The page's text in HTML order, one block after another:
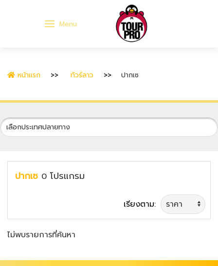
Menu
หน้าแรก ทัวร์ลาว ปากเซ
ปากเซ 0 โปรแกรม
เรียงตาม:
ไม่พบรายการที่ค้นหา